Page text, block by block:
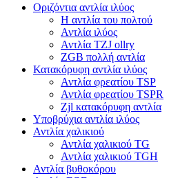
Οριζόντια αντλία ιλύος
Η αντλία του πολτού
Αντλία ιλύος
Αντλία TZJ ollry
ZGB πολλή αντλία
Κατακόρυφη αντλία ιλύος
Αντλία φρεατίου TSP
Αντλία φρεατίου TSPR
Zjl κατακόρυφη αντλία
Υποβρύχια αντλία ιλύος
Αντλία χαλικιού
Αντλία χαλικιού TG
Αντλία χαλικιού TGH
Αντλία βυθοκόρου